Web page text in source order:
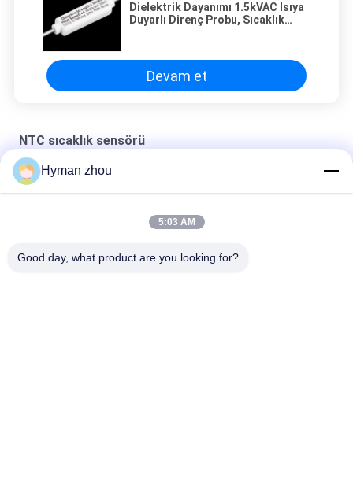
Dielektrik Dayanımı 1.5kVAC Isıya
Duyarlı Direnç Probu, Sıcaklık
Değeri Sağlar
Devam et
NTC sıcaklık sensörü
Araba Su Sıcaklığı Sensörü
NTC RTD USD Gıda termometresinde
Hyman zhou
5:03 AM
Good day, what product are you looking for?